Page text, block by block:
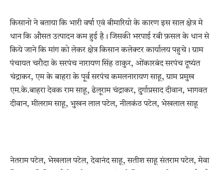
किसानो ने बताया कि भारी वर्षा एवं बीमारियो के कारण इस साल क्षेत्र मे
धान कि औसत उत्पादन कम हुई है। जिसकी भरपाई रबी फ़सल के धान से
किये जाने कि मांग को लेकर क्षेत्र किसान कलेक्टर कार्यालय पहुचे। ग्राम
पंचायत चरौदा के सरपंच नारायण सिंह ठाकुर, ओंकारबंद सरपंच दूष्यंत
चंद्राकर, एम के बाहरा के पूर्व सरपंच कमलनारायण साहू, ग्राम प्रमुख
एम.के.बाहरा देवक राम साहू, ढेलूराम चंद्राकर, दुर्गाप्रसाद दीवान, भागवत
दीवान, मीलराम साहू, भुखन लाल पटेल, नीलकंठ पटेल, भेखलाल साहू
नेतराम पटेल, भेखलाल पटेल, देवानंद साहू, सतीश साहू संतराम पटेल, मेवा